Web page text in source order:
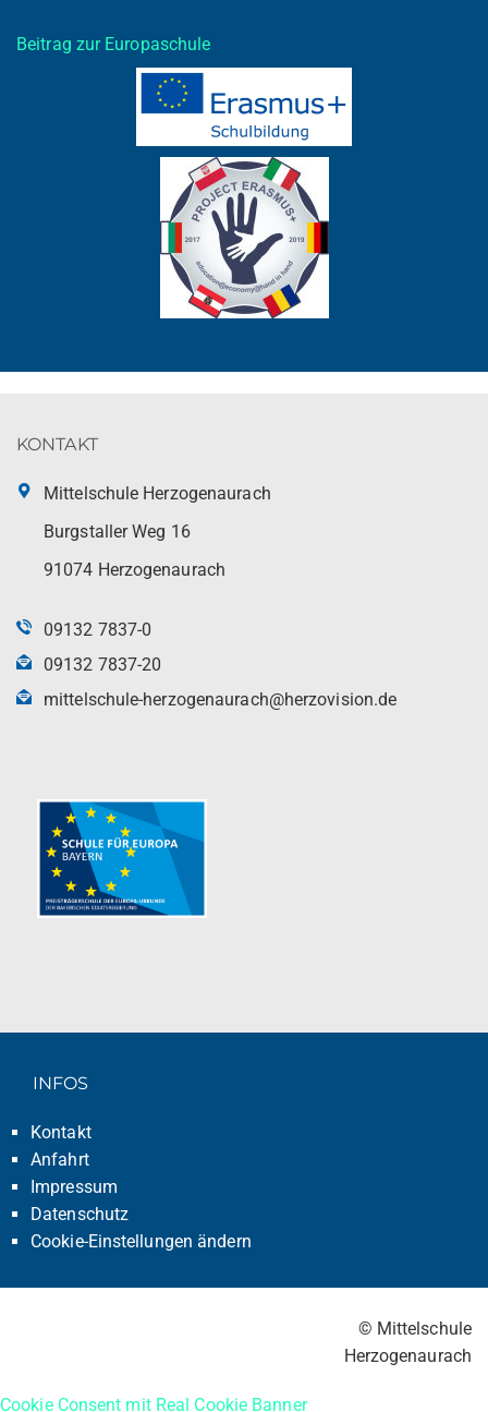
Beitrag zur Europaschule
KONTAKT
Mittelschule Herzogenaurach
Burgstaller Weg 16
91074 Herzogenaurach
09132 7837-0
09132 7837-20
mittelschule-herzogenaurach@herzovision.de
INFOS
Kontakt
Anfahrt
Impressum
Datenschutz
Cookie-Einstellungen ändern
© Mittelschule
Herzogenaurach
Cookie Consent mit Real Cookie Banner